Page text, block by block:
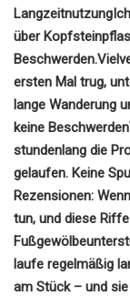
Langzeitnutzung
über
Beschwerden.
ersten Mal trug,
lange Wanderung
keine Beschwerden
stundenlang die
gelaufen. Keine
Rezensionen:
tun, und diese
laufe regelmäßig
am Stück – und